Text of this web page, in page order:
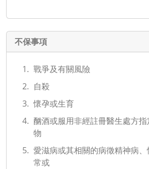
不保事項
戰爭及有關風險
自殺
懷孕或生育
酗酒或服用非經註冊醫生處方
物
愛滋病或其相關的病徵精神病
常或